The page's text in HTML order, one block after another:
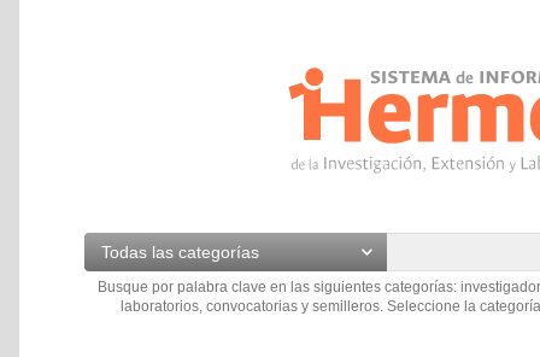
Todas las categorías
Busque por palabra clave en las siguientes categorías:
laboratorios, convocatorias y semilleros. Seleccione la